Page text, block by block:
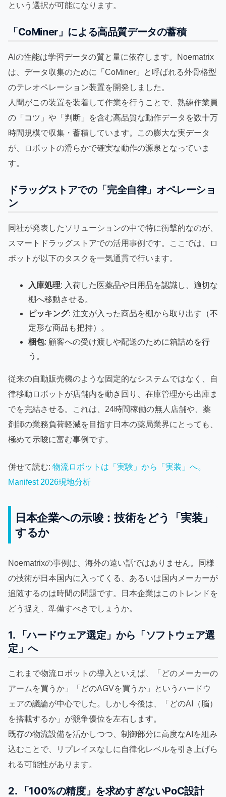
という選択が可能になります。
「CoMiner」による高品質データの蓄積
AIの性能は学習データの質と量に依存します。Noematrix
は、データ収集のために「CoMiner」と呼ばれる外骨格型
のテレオペレーション装置を開発しました。
人間がこの装置を装着して作業を行うことで、熟練作業員
の「コツ」や「判断」を含む高品質な動作データを数十万
時間規模で収集・蓄積しています。この膨大な実データ
が、ロボットの滑らかで確実な動作の源泉となっていま
す。
ドラッグストアでの「完全自律」オペレーショ
ン
同社が発表したソリューションの中で特に衝撃的なのが、
スマートドラッグストアでの活用事例です。ここでは、ロ
ボットが以下のタスクを一気通貫で行います。
入庫処理: 入荷した医薬品や日用品を認識し、適切な
棚へ移動させる。
ピッキング: 注文が入った商品を棚から取り出す（不
定形な商品も把持）。
梱包: 顧客への受け渡しや配送のために箱詰めを行
う。
従来の自動販売機のような固定的なシステムではなく、自
律移動ロボットが店舗内を動き回り、在庫管理から出庫ま
でを完結させる。これは、24時間稼働の無人店舗や、薬
剤師の業務負荷軽減を目指す日本の薬局業界にとっても、
極めて示唆に富む事例です。
併せて読む: 物流ロボットは「実験」から「実装」へ。
Manifest 2026現地分析
日本企業への示唆：技術をどう「実装」
するか
Noematrixの事例は、海外の遠い話ではありません。同様
の技術が日本国内に入ってくる、あるいは国内メーカーが
追随するのは時間の問題です。日本企業はこのトレンドを
どう捉え、準備すべきでしょうか。
1. 「ハードウェア選定」から「ソフトウェア選
定」へ
これまで物流ロボットの導入といえば、「どのメーカーの
アームを買うか」「どのAGVを買うか」というハードウ
ェアの議論が中心でした。しかし今後は、「どのAI（脳）
を搭載するか」が競争優位を左右します。
既存の物流設備を活かしつつ、制御部分に高度なAIを組み
込むことで、リプレイスなしに自律化レベルを引き上げら
れる可能性があります。
2. 「100%の精度」を求めすぎないPoC設計